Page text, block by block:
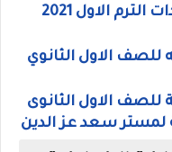
الاول 2021
للصف الاول الثانوي
للصف الاول الثانوى
لمستر سعد عز الدين